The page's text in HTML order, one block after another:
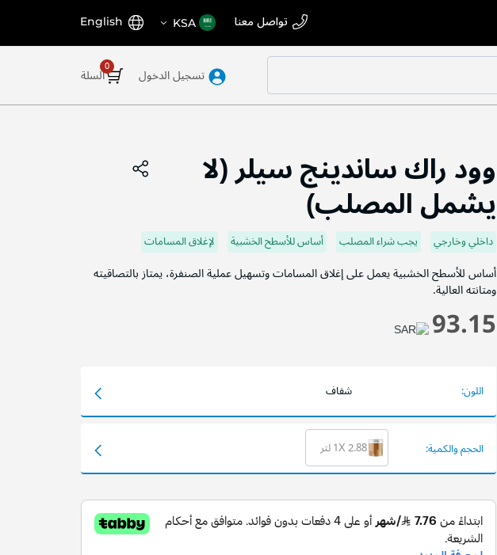
تواصل معنا اختر
المتجر
KSA اللغة English
السلة تسجيل الدخول
وود راك ساندينج سيلر (لا
يشمل المصلب)
داخلي وخارجي يجب شراء المصلب أساس للأسطح الخشبية لإغلاق المسامات
أساس للأسطح الخشبية يعمل على إغلاق المسامات وتسهيل عملية الصنفرة، يمتاز بالتصاقيته
ومتانته العالية.
93.15
اللون: شفاف
الحجم والكمية: 1X 2.88 لتر